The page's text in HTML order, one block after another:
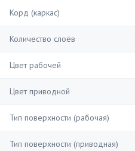
Корд (каркас)
Количество слоёв
Цвет рабочей
Цвет приводной
Тип поверхности (рабочая)
Тип поверхности (приводная)